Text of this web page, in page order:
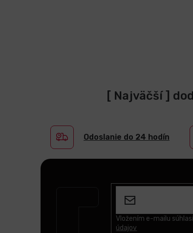
[ Najväčší ]
Odoslanie do 24 hodín
Vložením e-mailu
údajov